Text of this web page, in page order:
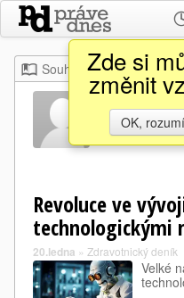
Zde si
změnit
OK,
Souhrn Moje
Gabi
Revoluce ve
technologickými
20.ledna » Zdravotnický deník
Velké